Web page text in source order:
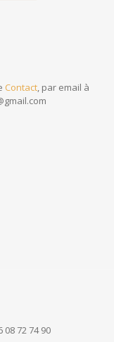
Contact, par email à
72 74 90